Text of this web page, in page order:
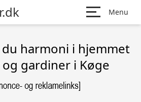
Menu
du harmoni i hjemmet
gardiner i Køge